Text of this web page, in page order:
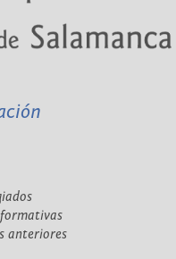
anteriores